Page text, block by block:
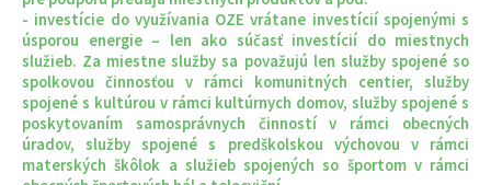
- investície do využívania OZE vrátane investícií spojenými s
úsporou energie – len ako súčasť investícií do miestnych
služieb. Za miestne služby sa považujú len služby spojené so
spolkovou činnosťou v rámci komunitných centier, služby
spojené s kultúrou v rámci kultúrnych domov, služby spojené s
poskytovaním samosprávnych činností v rámci obecných
úradov, služby spojené s predškolskou výchovou v rámci
materských škôlok a služieb spojených so športom v rámci